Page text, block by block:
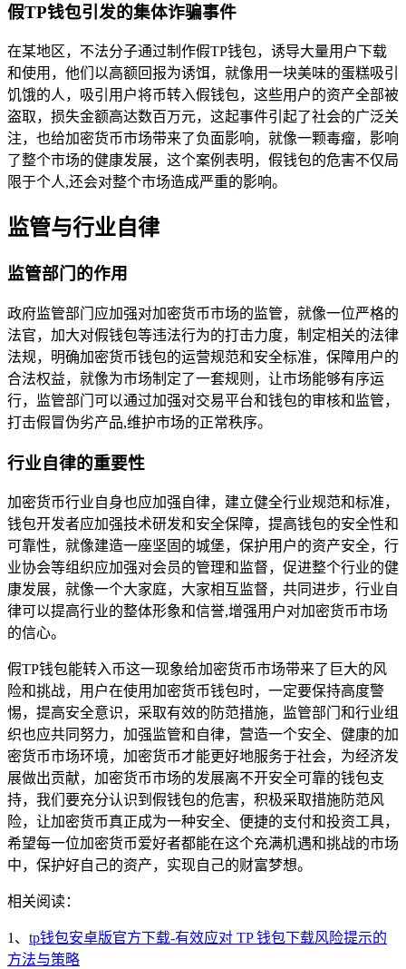
假TP钱包引发的集体诈骗事件
在某地区，不法分子通过制作假TP钱包，诱导大量用户下载
和使用，他们以高额回报为诱饵，就像用一块美味的蛋糕吸引
饥饿的人，吸引用户将币转入假钱包，这些用户的资产全部被
盗取，损失金额高达数百万元，这起事件引起了社会的广泛关
注，也给加密货币市场带来了负面影响，就像一颗毒瘤，影响
了整个市场的健康发展，这个案例表明，假钱包的危害不仅局
限于个人,还会对整个市场造成严重的影响。
监管与行业自律
监管部门的作用
政府监管部门应加强对加密货币市场的监管，就像一位严格的
法官，加大对假钱包等违法行为的打击力度，制定相关的法律
法规，明确加密货币钱包的运营规范和安全标准，保障用户的
合法权益，就像为市场制定了一套规则，让市场能够有序运
行，监管部门可以通过加强对交易平台和钱包的审核和监管，
打击假冒伪劣产品,维护市场的正常秩序。
行业自律的重要性
加密货币行业自身也应加强自律，建立健全行业规范和标准，
钱包开发者应加强技术研发和安全保障，提高钱包的安全性和
可靠性，就像建造一座坚固的城堡，保护用户的资产安全，行
业协会等组织应加强对会员的管理和监督，促进整个行业的健
康发展，就像一个大家庭，大家相互监督，共同进步，行业自
律可以提高行业的整体形象和信誉,增强用户对加密货币市场
的信心。
假TP钱包能转入币这一现象给加密货币市场带来了巨大的风
险和挑战，用户在使用加密货币钱包时，一定要保持高度警
惕，提高安全意识，采取有效的防范措施，监管部门和行业组
织也应共同努力，加强监管和自律，营造一个安全、健康的加
密货币市场环境，加密货币才能更好地服务于社会，为经济发
展做出贡献，加密货币市场的发展离不开安全可靠的钱包支
持，我们要充分认识到假钱包的危害，积极采取措施防范风
险，让加密货币真正成为一种安全、便捷的支付和投资工具，
希望每一位加密货币爱好者都能在这个充满机遇和挑战的市场
中，保护好自己的资产，实现自己的财富梦想。
相关阅读：
1、 tp钱包安卓版官方下载-有效应对 TP 钱包下载风险提示的
方法与策略